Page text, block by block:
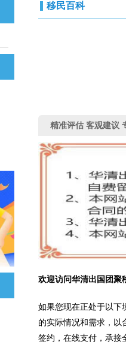
移民百科
精准评估 客观建议
欢迎访问华清出国团聚
如果您现在正处于以下
的实际情况和需求，以
签约，在线支付，承接